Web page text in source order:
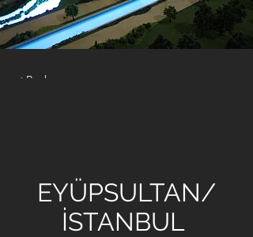
< Back
EYÜPSULTAN/
İSTANBUL